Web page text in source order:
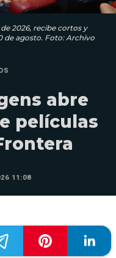
2026, recibe cortos y
de agosto. Foto: Archivo
abre
películas
11:08